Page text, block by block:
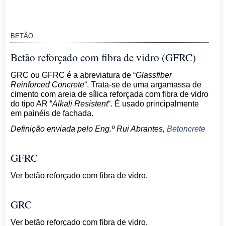
BETÃO
Betão reforçado com fibra de vidro (GFRC)
GRC ou GFRC é a abreviatura de “Glassfiber
Reinforced Concrete“. Trata-se de uma argamassa de
cimento com areia de sílica reforçada com fibra de vidro
do tipo AR “Alkali Resistent“. É usado principalmente
em painéis de fachada.
Definição enviada pelo Eng.º Rui Abrantes,Betoncrete
GFRC
Ver betão reforçado com fibra de vidro.
GRC
Ver betão reforçado com fibra de vidro.